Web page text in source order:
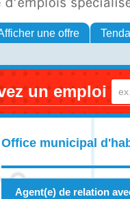
une offre
un emploi
Office municipal
Agent(e) de relation